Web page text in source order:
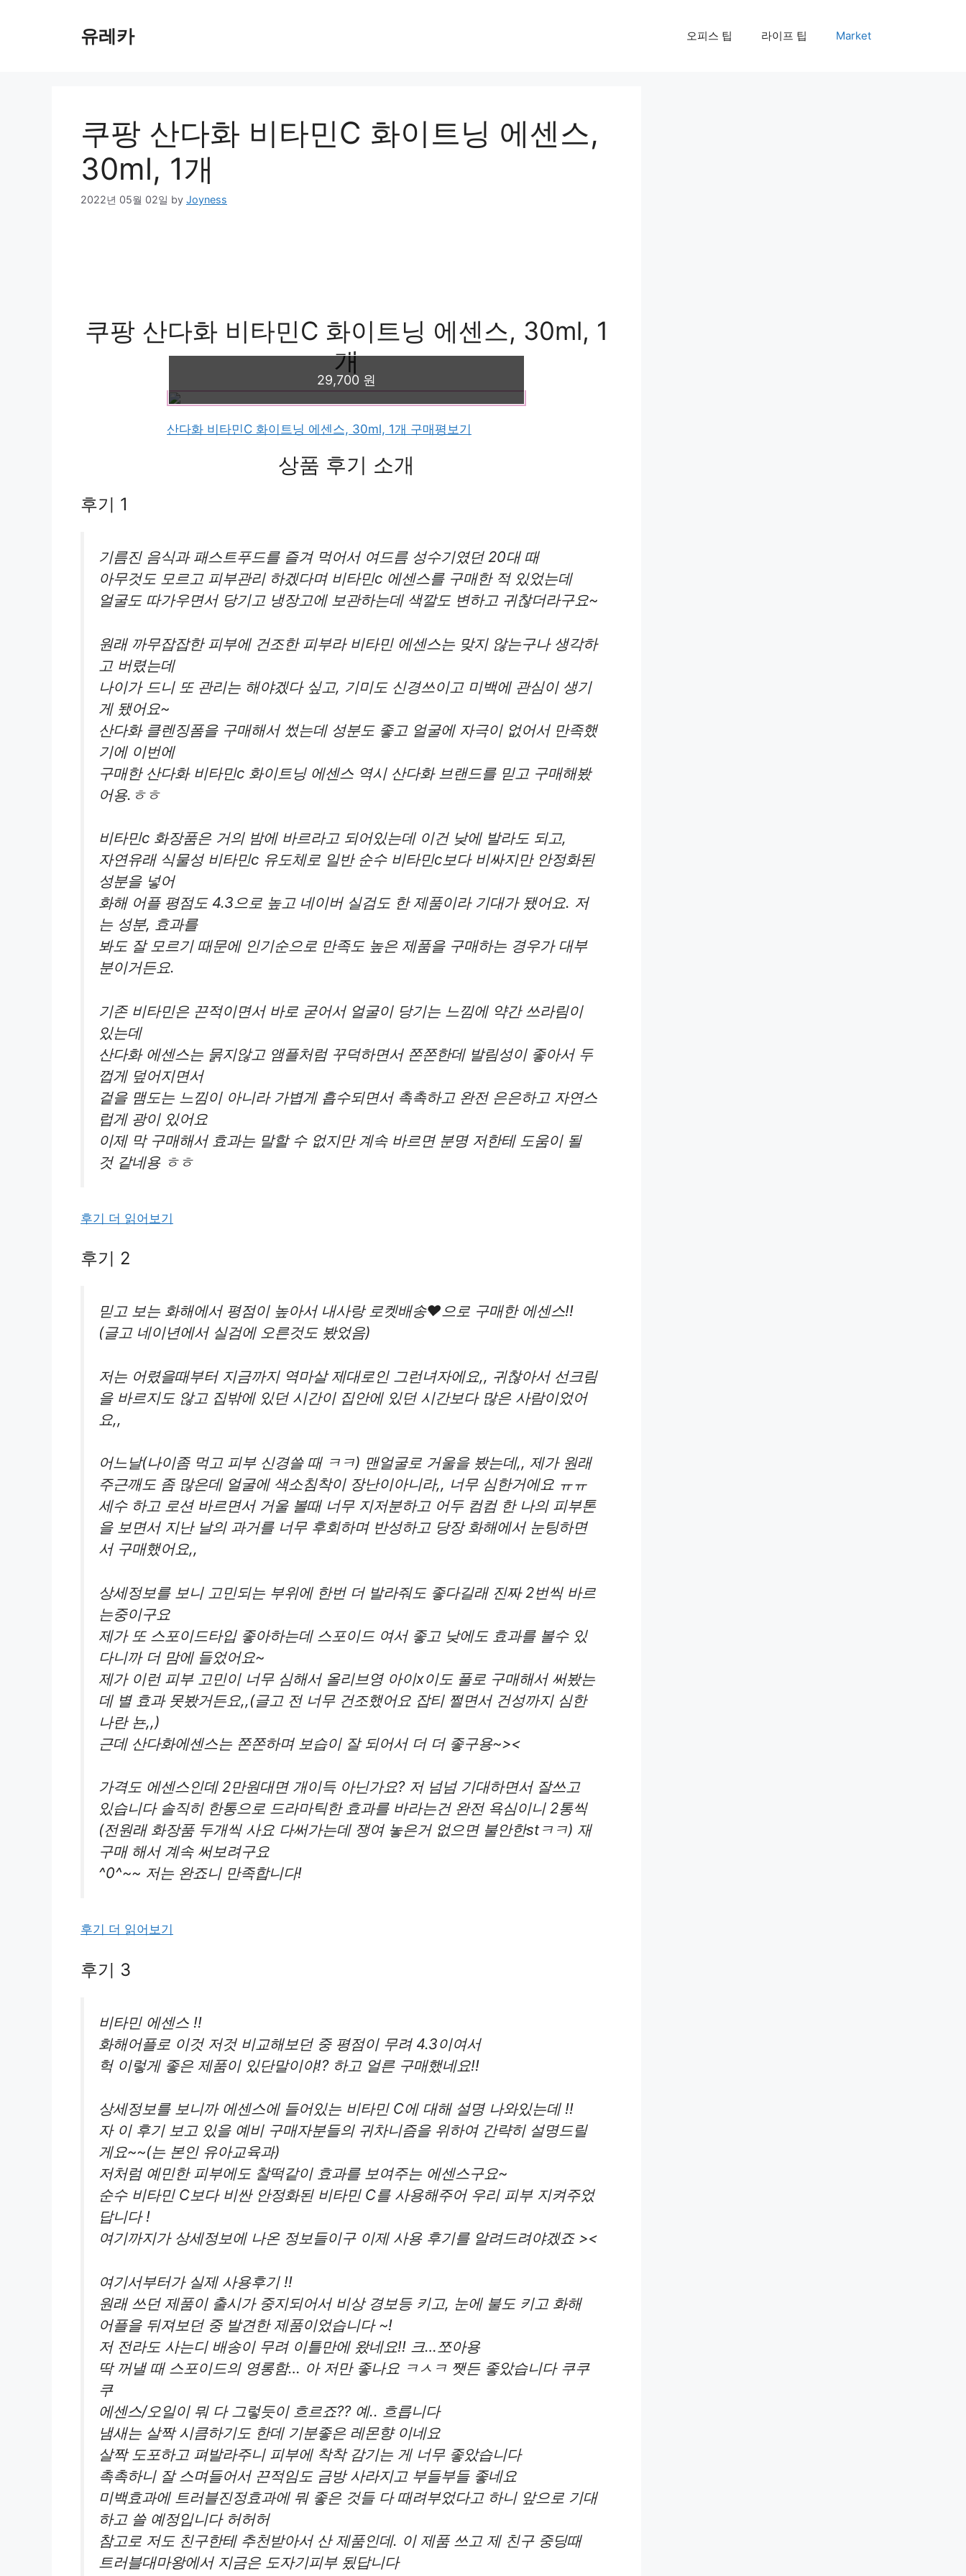
유레카 오피스 팁 라이프 팁 Market
쿠팡 산다화 비타민C 화이트닝 에센스,
30ml, 1개
2022년 05월 02일 by Joyness
쿠팡 산다화 비타민C 화이트닝 에센스, 30ml, 1
개
29,700 원
산다화 비타민C 화이트닝 에센스, 30ml, 1개 구매평보기
상품 후기 소개
후기 1
기름진 음식과 패스트푸드를 즐겨 먹어서 여드름 성수기였던 20대 때
아무것도 모르고 피부관리 하겠다며 비타민c 에센스를 구매한 적 있었는데
얼굴도 따가우면서 당기고 냉장고에 보관하는데 색깔도 변하고 귀찮더라구요~
원래 까무잡잡한 피부에 건조한 피부라 비타민 에센스는 맞지 않는구나 생각하
고 버렸는데
나이가 드니 또 관리는 해야겠다 싶고, 기미도 신경쓰이고 미백에 관심이 생기
게 됐어요~
산다화 클렌징폼을 구매해서 썼는데 성분도 좋고 얼굴에 자극이 없어서 만족했
기에 이번에
구매한 산다화 비타민c 화이트닝 에센스 역시 산다화 브랜드를 믿고 구매해봤
어용.ㅎㅎ
비타민c 화장품은 거의 밤에 바르라고 되어있는데 이건 낮에 발라도 되고,
자연유래 식물성 비타민c 유도체로 일반 순수 비타민c보다 비싸지만 안정화된
성분을 넣어
화해 어플 평점도 4.3으로 높고 네이버 실검도 한 제품이라 기대가 됐어요. 저
는 성분, 효과를
봐도 잘 모르기 때문에 인기순으로 만족도 높은 제품을 구매하는 경우가 대부
분이거든요.
기존 비타민은 끈적이면서 바로 굳어서 얼굴이 당기는 느낌에 약간 쓰라림이
있는데
산다화 에센스는 묽지않고 앰플처럼 꾸덕하면서 쫀쫀한데 발림성이 좋아서 두
껍게 덮어지면서
겉을 맴도는 느낌이 아니라 가볍게 흡수되면서 촉촉하고 완전 은은하고 자연스
럽게 광이 있어요
이제 막 구매해서 효과는 말할 수 없지만 계속 바르면 분명 저한테 도움이 될
것 같네용 ㅎㅎ
후기 더 읽어보기
후기 2
믿고 보는 화해에서 평점이 높아서 내사랑 로켓배송♥으로 구매한 에센스!!
(글고 네이년에서 실검에 오른것도 봤었음)
저는 어렸을때부터 지금까지 역마살 제대로인 그런녀자에요,, 귀찮아서 선크림
을 바르지도 않고 집밖에 있던 시간이 집안에 있던 시간보다 많은 사람이었어
요,,
어느날(나이좀 먹고 피부 신경쓸 때 ㅋㅋ) 맨얼굴로 거울을 봤는데,, 제가 원래
주근깨도 좀 많은데 얼굴에 색소침착이 장난이아니라,, 너무 심한거에요 ㅠㅠ
세수 하고 로션 바르면서 거울 볼때 너무 지저분하고 어두 컴컴 한 나의 피부톤
을 보면서 지난 날의 과거를 너무 후회하며 반성하고 당장 화해에서 눈팅하면
서 구매했어요,,
상세정보를 보니 고민되는 부위에 한번 더 발라줘도 좋다길래 진짜 2번씩 바르
는중이구요
제가 또 스포이드타입 좋아하는데 스포이드 여서 좋고 낮에도 효과를 볼수 있
다니까 더 맘에 들었어요~
제가 이런 피부 고민이 너무 심해서 올리브영 아이x이도 풀로 구매해서 써봤는
데 별 효과 못봤거든요,,(글고 전 너무 건조했어요 잡티 쩔면서 건성까지 심한
나란 뇬,,)
근데 산다화에센스는 쫀쫀하며 보습이 잘 되어서 더 더 좋구용~><
가격도 에센스인데 2만원대면 개이득 아닌가요? 저 넘넘 기대하면서 잘쓰고
있습니다 솔직히 한통으로 드라마틱한 효과를 바라는건 완전 욕심이니 2통씩
(전원래 화장품 두개씩 사요 다써가는데 쟁여 놓은거 없으면 불안한stㅋㅋ) 재
구매 해서 계속 써보려구요
^0^~~ 저는 완죠니 만족합니다!
후기 더 읽어보기
후기 3
비타민 에센스 !!
화해어플로 이것 저것 비교해보던 중 평점이 무려 4.3이여서
헉 이렇게 좋은 제품이 있단말이야!? 하고 얼른 구매했네요!!
상세정보를 보니까 에센스에 들어있는 비타민 C에 대해 설명 나와있는데 !!
자 이 후기 보고 있을 예비 구매자분들의 귀차니즘을 위하여 간략히 설명드릴
게요~~(는 본인 유아교육과)
저처럼 예민한 피부에도 찰떡같이 효과를 보여주는 에센스구요~
순수 비타민 C보다 비싼 안정화된 비타민 C를 사용해주어 우리 피부 지켜주었
답니다 !
여기까지가 상세정보에 나온 정보들이구 이제 사용 후기를 알려드려야겠죠 ><
여기서부터가 실제 사용후기 !!
원래 쓰던 제품이 출시가 중지되어서 비상 경보등 키고, 눈에 불도 키고 화해
어플을 뒤져보던 중 발견한 제품이었습니다 ~!
저 전라도 사는디 배송이 무려 이틀만에 왔네요!! 크…쪼아용
딱 꺼낼 때 스포이드의 영롱함… 아 저만 좋나요 ㅋㅅㅋ 쨋든 좋았습니다 쿠쿠
쿠
에센스/오일이 뭐 다 그렇듯이 흐르죠?? 예.. 흐릅니다
냄새는 살짝 시큼하기도 한데 기분좋은 레몬향 이네요
살짝 도포하고 펴발라주니 피부에 착착 감기는 게 너무 좋았습니다
촉촉하니 잘 스며들어서 끈적임도 금방 사라지고 부들부들 좋네요
미백효과에 트러블진정효과에 뭐 좋은 것들 다 때려부었다고 하니 앞으로 기대
하고 쓸 예정입니다 허허허
참고로 저도 친구한테 추천받아서 산 제품인데. 이 제품 쓰고 제 친구 중딩때
트러블대마왕에서 지금은 도자기피부 됬답니다